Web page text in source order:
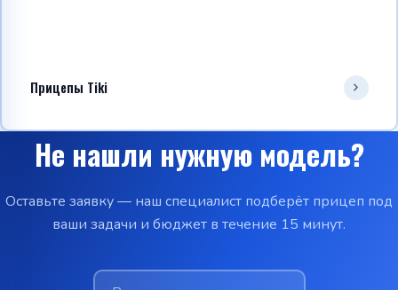
Прицепы Tiki
Не нашли нужную модель?
Оставьте заявку — наш специалист подберёт прицеп под
ваши задачи и бюджет в течение 15 минут.